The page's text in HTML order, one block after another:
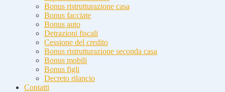
Bonus ristrutturazione casa
Bonus facciate
Bonus auto
Detrazioni fiscali
Cessione del credito
Bonus ristrutturazione seconda casa
Bonus mobili
Bonus figli
Decreto rilancio
Contatti